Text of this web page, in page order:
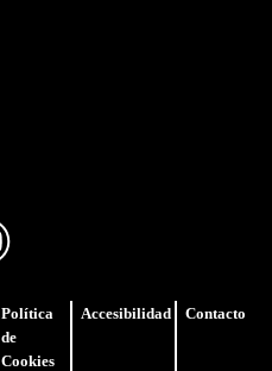
Política
de
Cookies
Accesibilidad Contacto